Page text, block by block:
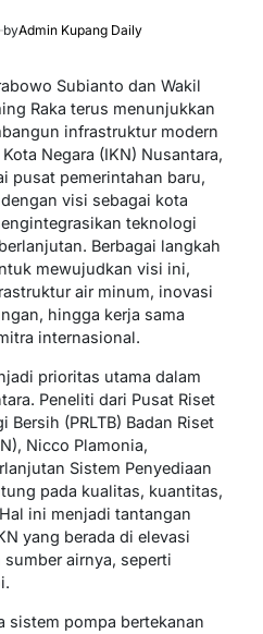
byAdmin Kupang Daily
Subianto dan Wakil
Raka terus menunjukkan
infrastruktur modern
Negara (IKN) Nusantara,
pusat pemerintahan baru,
visi sebagai kota
teknologi
Berbagai langkah
mewujudkan visi ini,
air minum, inovasi
hingga kerja sama
internasional.
prioritas utama dalam
Peneliti dari Pusat Riset
(PRLTB) Badan Riset
Nicco Plamonia,
Sistem Penyediaan
pada kualitas, kuantitas,
ini menjadi tantangan
yang berada di elevasi
airnya, seperti
sistem pompa bertekanan